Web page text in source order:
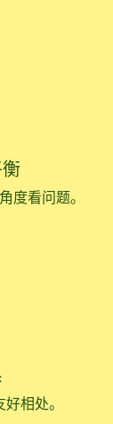
度看问题。
相处。